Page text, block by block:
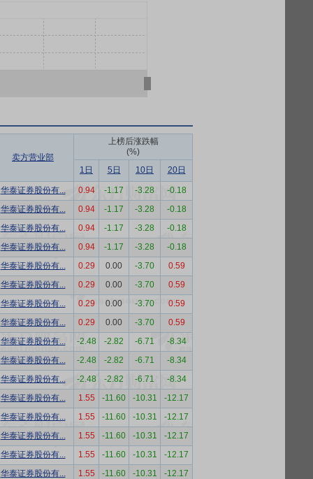
卖方营业部
上榜后涨跌幅
(%)
1日
5日 10日 20日
华泰证券股份有... 0.94 -1.17 -3.28
-0.18
华泰证券股份有... 0.94 -1.17 -3.28
-0.18
华泰证券股份有... 0.94 -1.17 -3.28
-0.18
华泰证券股份有... 0.94 -1.17 -3.28
-0.18
华泰证券股份有... 0.29 0.00 -3.70
0.59
华泰证券股份有... 0.29 0.00 -3.70
0.59
华泰证券股份有... 0.29 0.00 -3.70
0.59
华泰证券股份有... 0.29 0.00 -3.70
0.59
华泰证券股份有... -2.48 -2.82 -6.71
-8.34
华泰证券股份有... -2.48 -2.82 -6.71
-8.34
华泰证券股份有... -2.48 -2.82 -6.71
-8.34
华泰证券股份有... 1.55 -11.60 -10.31
-12.17
华泰证券股份有... 1.55 -11.60 -10.31
-12.17
华泰证券股份有... 1.55 -11.60 -10.31
-12.17
华泰证券股份有... 1.55 -11.60 -10.31
-12.17
华泰证券股份有... 1.55 -11.60 -10.31
-12.17